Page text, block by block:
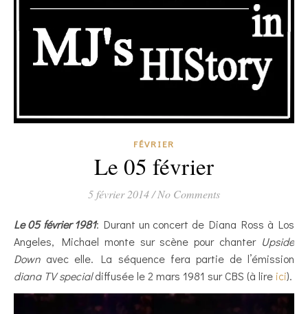
FÉVRIER
Le 05 février
5 février 2014/No Comments
Le 05 février 1981: Durant un concert de Diana Ross à Los
Angeles, Michael monte sur scène pour chanter Upside
Down avec elle. La séquence fera partie de l’émission
diana TV specialdiffusée le 2 mars 1981 sur CBS (à lire ici).